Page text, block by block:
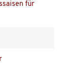
für